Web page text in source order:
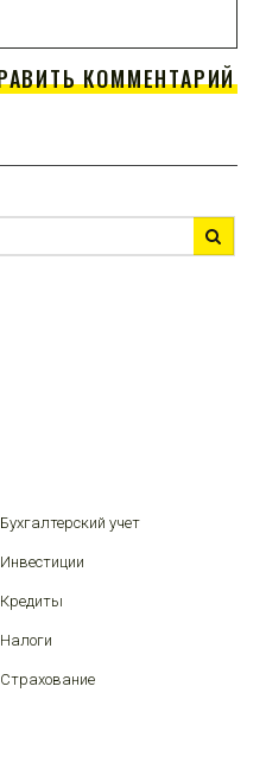
Бухгалтерский учет
Инвестиции
Кредиты
Налоги
Страхование